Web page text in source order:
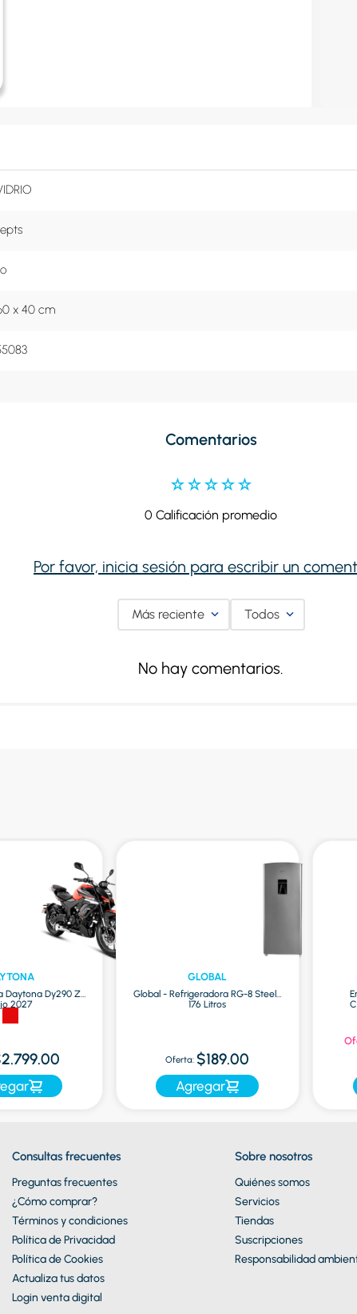
x 40 cm
Comentarios
☆☆☆☆☆
0 Calificación promedio
Por favor, inicia sesión para escribir un
Más reciente Todos
No hay comentarios.
Daytona Dy290 Zr
2027
GLOBAL
Global - Refrigeradora RG-8 Steel |
176 Litros
Oferta: $189.00
Agregar
Consultas frecuentes
Preguntas frecuentes
¿Cómo comprar?
Términos y condiciones
Política de Privacidad
Política de Cookies
Actualiza tus datos
Login venta digital
Sobre nosotros
Quiénes somos
Servicios
Tiendas
Suscripciones
Responsabilidad